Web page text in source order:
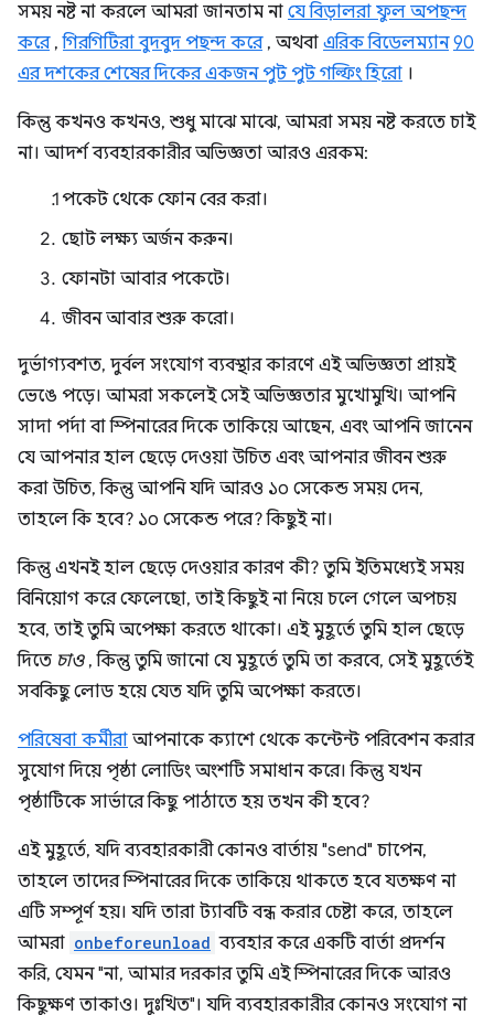
সময় নষ্ট না করলে আমরা জানতাম না যে বিড়ালরা ফুল অপছন্দ
করে,গিরগিটিরা বুদবুদ পছন্দ করে, অথবা এরিক বিডেলম্যান 90
এর দশকের শেষের দিকের একজন পুট পুট গল্ফিং হিরো ।
কিন্তু কখনও কখনও, শুধু মাঝে মাঝে, আমরা সময় নষ্ট করতে চাই
না। আদর্শ ব্যবহারকারীর অভিজ্ঞতা আরও এরকম:
পকেট থেকে ফোন বের করা।
ছোট লক্ষ্য অর্জন করুন।
ফোনটা আবার পকেটে।
জীবন আবার শুরু করো।
দুর্ভাগ্যবশত, দুর্বল সংযোগ ব্যবস্থার কারণে এই অভিজ্ঞতা প্রায়ই
ভেঙে পড়ে। আমরা সকলেই সেই অভিজ্ঞতার মুখোমুখি। আপনি
সাদা পর্দা বা স্পিনারের দিকে তাকিয়ে আছেন, এবং আপনি জানেন
যে আপনার হাল ছেড়ে দেওয়া উচিত এবং আপনার জীবন শুরু
করা উচিত, কিন্তু আপনি যদি আরও ১০ সেকেন্ড সময় দেন,
তাহলে কি হবে? ১০ সেকেন্ড পরে? কিছুই না।
কিন্তু এখনই হাল ছেড়ে দেওয়ার কারণ কী? তুমি ইতিমধ্যেই সময়
বিনিয়োগ করে ফেলেছো, তাই কিছুই না নিয়ে চলে গেলে অপচয়
হবে, তাই তুমি অপেক্ষা করতে থাকো। এই মুহূর্তে তুমি হাল ছেড়ে
দিতে চাও, কিন্তু তুমি জানো যে মুহূর্তে তুমি তা করবে, সেই মুহূর্তেই
সবকিছু লোড হয়ে যেত যদি তুমি অপেক্ষা করতে।
পরিষেবা কর্মীরা আপনাকে ক্যাশে থেকে কন্টেন্ট পরিবেশন করার
সুযোগ দিয়ে পৃষ্ঠা লোডিং অংশটি সমাধান করে। কিন্তু যখন
পৃষ্ঠাটিকে সার্ভারে কিছু পাঠাতে হয় তখন কী হবে?
এই মুহূর্তে, যদি ব্যবহারকারী কোনও বার্তায় "send" চাপেন,
তাহলে তাদের স্পিনারের দিকে তাকিয়ে থাকতে হবে যতক্ষণ না
এটি সম্পূর্ণ হয়। যদি তারা ট্যাবটি বন্ধ করার চেষ্টা করে, তাহলে
আমরা onbeforeunload ব্যবহার করে একটি বার্তা প্রদর্শন
করি, যেমন "না, আমার দরকার তুমি এই স্পিনারের দিকে আরও
কিছুক্ষণ তাকাও। দুঃখিত"। যদি ব্যবহারকারীর কোনও সংযোগ না